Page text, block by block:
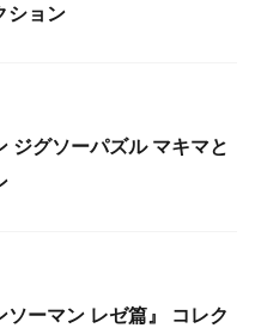
ション
ジグソーパズル マキマと
ソーマン レゼ篇』 コレク